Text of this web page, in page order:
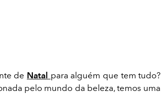
de Natal para alguém que tem tudo?
pelo mundo da beleza, temos uma